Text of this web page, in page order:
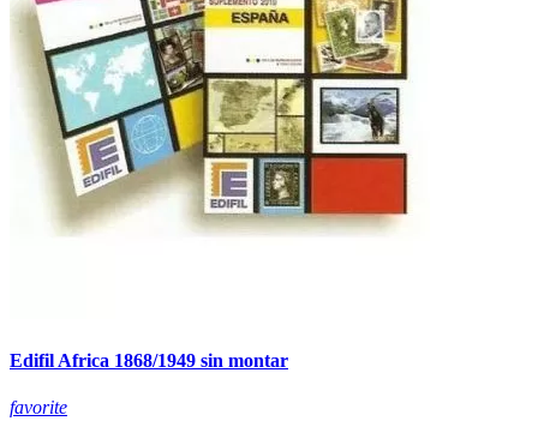
Edifil Africa 1868/1949 sin montar
favorite